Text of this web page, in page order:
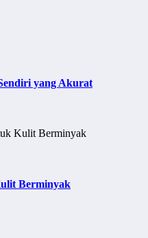
yang Akurat
Berminyak